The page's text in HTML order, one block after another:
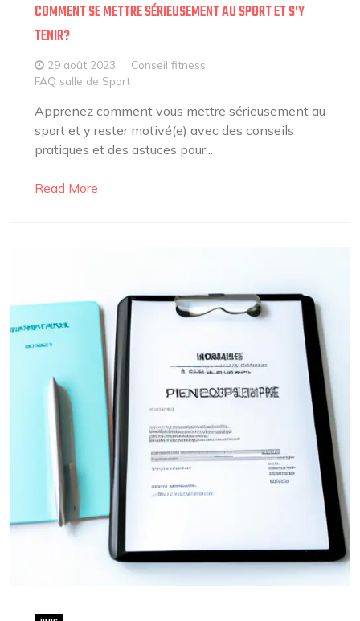
COMMENT SE METTRE SÉRIEUSEMENT AU SPORT ET S’Y
TENIR?
29 août 2023
Conseil fitness
FAQ salle de Sport
Apprenez comment vous mettre sérieusement au
sport et y rester motivé(e) avec des conseils
pratiques et des astuces pour...
Read More